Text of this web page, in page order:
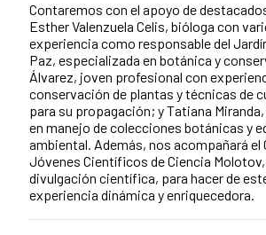
Contaremos con el apoyo de
Esther Valenzuela Celis, bióloga con
experiencia como responsable del
Paz, especializada en botánica y
Álvarez, joven profesional con
conservación de plantas y técnicas de
para su propagación; y Tatiana
en manejo de colecciones botánicas y
ambiental. Además, nos acompañará el
Jóvenes Científicos de Ciencia
divulgación científica, para hacer de
experiencia dinámica y enriquecedora.